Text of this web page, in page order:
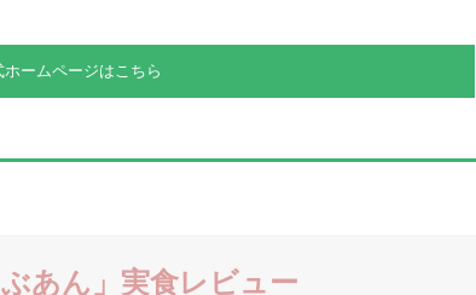
ホームページはこちら
あん」実食レビュー